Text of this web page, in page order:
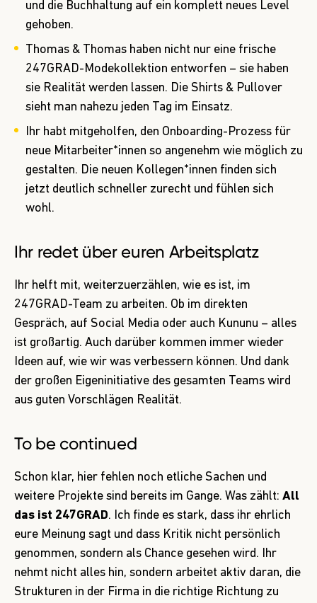
und die Buchhaltung auf ein komplett neues Level
gehoben.
Thomas & Thomas haben nicht nur eine frische
247GRAD-Modekollektion entworfen – sie haben
sie Realität werden lassen. Die Shirts & Pullover
sieht man nahezu jeden Tag im Einsatz.
Ihr habt mitgeholfen, den Onboarding-Prozess für
neue Mitarbeiter*innen so angenehm wie möglich zu
gestalten. Die neuen Kollegen*innen finden sich
jetzt deutlich schneller zurecht und fühlen sich
wohl.
Ihr redet über euren Arbeitsplatz
Ihr helft mit, weiterzuerzählen, wie es ist, im
247GRAD-Team zu arbeiten. Ob im direkten
Gespräch, auf Social Media oder auch Kununu – alles
ist großartig. Auch darüber kommen immer wieder
Ideen auf, wie wir was verbessern können. Und dank
der großen Eigeninitiative des gesamten Teams wird
aus guten Vorschlägen Realität.
To be continued
Schon klar, hier fehlen noch etliche Sachen und
weitere Projekte sind bereits im Gange. Was zählt: All
das ist 247GRAD. Ich finde es stark, dass ihr ehrlich
eure Meinung sagt und dass Kritik nicht persönlich
genommen, sondern als Chance gesehen wird. Ihr
nehmt nicht alles hin, sondern arbeitet aktiv daran, die
Strukturen in der Firma in die richtige Richtung zu